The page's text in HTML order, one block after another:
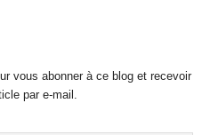
vous abonner à ce blog et recevoir
par e-mail.